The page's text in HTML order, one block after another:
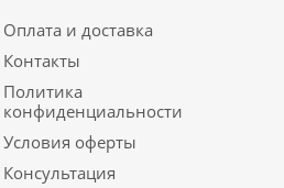
Оплата и доставка
Контакты
Политика
конфиденциальности
Условия оферты
Консультация